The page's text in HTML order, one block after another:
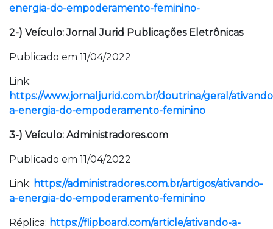
energia-do-empoderamento-feminino-
2-) Veículo: Jornal Jurid Publicações Eletrônicas
Publicado em 11/04/2022
Link:
https://www.jornaljurid.com.br/doutrina/geral/
a-energia-do-empoderamento-feminino
3-) Veículo: Administradores.com
Publicado em 11/04/2022
Link: https://administradores.com.br/artigos/ativando-
a-energia-do-empoderamento-feminino
Réplica: https://flipboard.com/article/ativando-a-